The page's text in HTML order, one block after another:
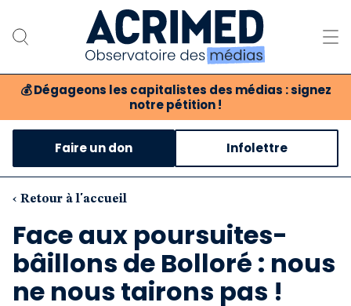
💰 Dégageons les capitalistes des médias : signez
notre pétition !
Notre association
Notre critique des médias
Nos propositions
Notre revue
Boutique
Faire un don Infolettre
‹ Retour à l'accueil
Face aux poursuites-
bâillons de Bolloré : nous
ne nous tairons pas !